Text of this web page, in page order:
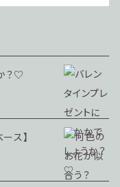
？♡
ス】